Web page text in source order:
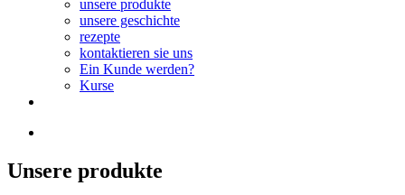
unsere produkte
unsere geschichte
rezepte
kontaktieren sie uns
Ein Kunde werden?
Kurse
Unsere produkte